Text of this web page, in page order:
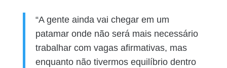
“A gente ainda vai chegar em um
patamar onde não será mais necessário
trabalhar com vagas afirmativas, mas
enquanto não tivermos equilíbrio dentro